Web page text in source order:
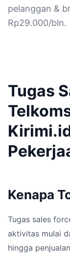
pelanggan &
Rp29.000/bln.
Tugas
Kenapa
Tugas sales
aktivitas mulai
hingga